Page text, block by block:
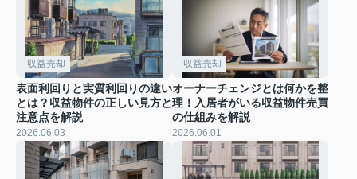
収益売却
表面利回りと実質利回りの違い
とは？収益物件の正しい見方と
注意点を解説
2026.06.03
収益売却
オーナーチェンジとは何かを整
理！入居者がいる収益物件売買
の仕組みを解説
2026.06.01